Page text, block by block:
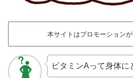
本サイトはプロモーション
ビタミンAって身体に